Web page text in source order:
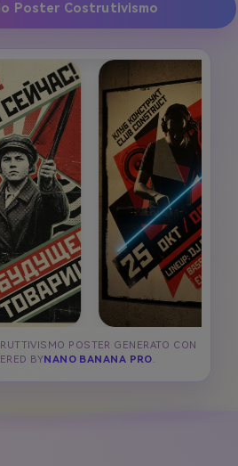
Poster Costrutivismo
POSTER GENERATO CON
BYNANO BANANA PRO.